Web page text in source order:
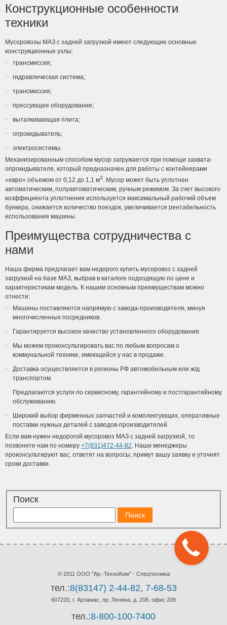
Конструкционные особенности
техники
Мусоровозы МАЗ с задней загрузкой имеют следующие основные
конструкционные узлы:
трансмиссия;
гидравлическая система;
трансмиссия;
прессующее оборудование;
выталкивающая плита;
опрокидыватель;
электросистемы.
Механизированным способом мусор загружается при помощи захвата-
опрокидывателя, который предназначен для работы с контейнерами
«евро» объемом от 0,12 до 1,1 м3. Мусор может быть уплотнен
автоматическим, полуавтоматическим, ручным режимом. За счет высокого
коэффициента уплотнения используется максимальный рабочий объем
бункера, снижается количество поездок, увеличивается рентабельность
использования машины.
Преимущества сотрудничества с
нами
Наша фирма предлагает вам недорого купить мусоровоз с задней
загрузкой на базе МАЗ, выбрав в каталоге подходящую по цене и
характеристикам модель. К нашим основным преимуществам можно
отнести:
Машины поставляются напрямую с завода-производителя, минуя
многочисленных посредников.
Гарантируется высокое качество установленного оборудования.
Мы можем проконсультировать вас по любым вопросам о
коммунальной технике, имеющейся у нас в продаже.
Доставка осуществляется в регионы РФ автомобильным или ж/д
транспортом.
Предлагаются услуги по сервисному, гарантийному и постгарантийному
обслуживанию.
Широкий выбор фирменных запчастей и комплектующих, оперативные
поставки нужных деталей с заводов-производителей.
Если вам нужен недорогой мусоровоз МАЗ с задней загрузкой, то
позвоните нам по номеру +7(831)472-44-82. Наши менеджеры
проконсультируют вас, ответят на вопросы, примут вашу заявку и уточнят
сроки доставки.
Поиск
© 2011 ООО "Ар.-ТехноКом" - Спецтехника
тел.:8(83147) 2-44-82, 7-68-53
607220, г. Арзамас, пр. Ленина, д. 208, офис 209
тел.:8-800-100-7400